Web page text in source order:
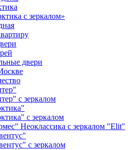
с зеркалом»
двери
с зеркалом
с зеркалом
Неоклассика с зеркалом "Elit"
с зеркалом